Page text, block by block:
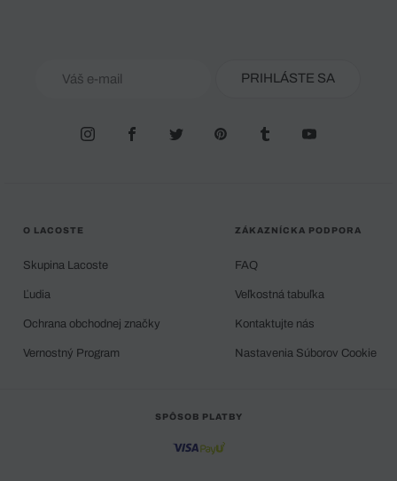
PRIHLÁSTE SA
O LACOSTE
Skupina Lacoste
Ľudia
Ochrana obchodnej značky
Vernostný Program
ZÁKAZNÍCKA PODPORA
FAQ
Veľkostná tabuľka
Kontaktujte nás
Nastavenia Súborov Cookie
SPÔSOB PLATBY